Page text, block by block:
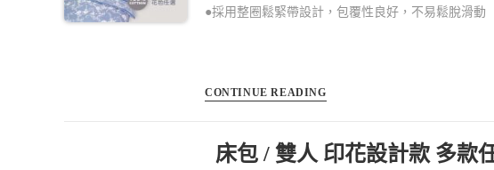
●採用整圈鬆緊帶設計，包覆性良好，不易鬆脫滑動
CONTINUE READING
床包 / 雙人 印花設計款 多款